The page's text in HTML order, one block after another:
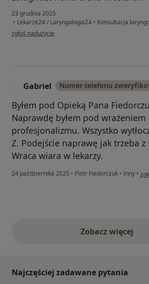
23 grudnia 2025
• Lekarze24 / Laryngologia24 • Konsultacja
w opinii użytkownika IN
zgłoś nadużycie
Gabriel Numer telefonu
Byłem pod Opieką Pana
Naprawdę byłem pod wrażeniem
profesjonalizmu. Wszystko
Z. Podejście naprawę jak trzeba z
Wraca wiara w lekarzy.
24 października 2025 • Piotr Fiedorczuk • Inny • w
Zobacz więcej
opinie
Najczęściej zadawane pytania